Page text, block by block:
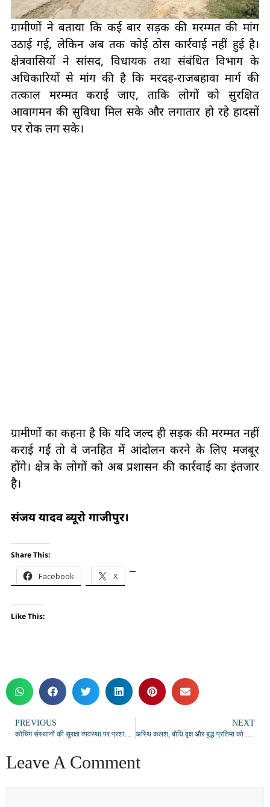
ग्रामीणों ने बताया कि कई बार सड़क की मरम्मत की मांग
उठाई गई, लेकिन अब तक कोई ठोस कार्रवाई नहीं हुई है।
क्षेत्रवासियों ने सांसद, विधायक तथा संबंधित विभाग के
अधिकारियों से मांग की है कि मरदह-राजबहावा मार्ग की
तत्काल मरम्मत कराई जाए, ताकि लोगों को सुरक्षित
आवागमन की सुविधा मिल सके और लगातार हो रहे हादसों
पर रोक लग सके।
ग्रामीणों का कहना है कि यदि जल्द ही सड़क की मरम्मत नहीं
कराई गई तो वे जनहित में आंदोलन करने के लिए मजबूर
होंगे। क्षेत्र के लोगों को अब प्रशासन की कार्रवाई का इंतजार
है।
संजय यादव ब्यूरो गाजीपुर।
Share This:
Facebook X
Like This:
PREVIOUS NEXT
Leave A Comment